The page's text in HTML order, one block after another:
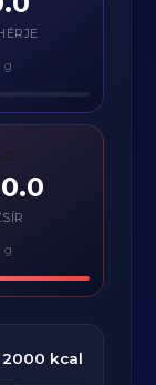
g
g
2000 kcal